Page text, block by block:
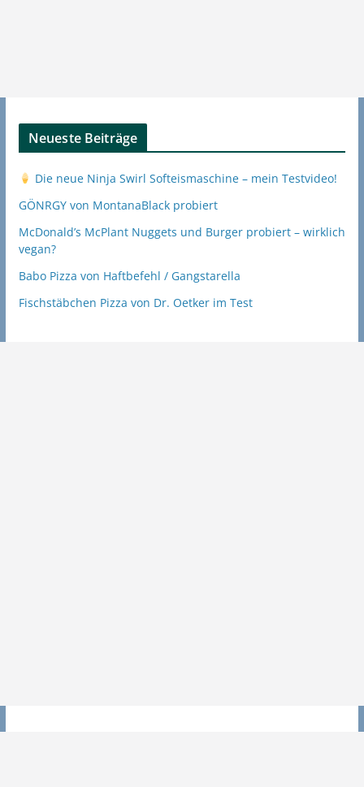
Neueste Beiträge
Die neue Ninja Swirl Softeismaschine – mein Testvideo!
GÖNRGY von MontanaBlack probiert
McDonald’s McPlant Nuggets und Burger probiert – wirklich
vegan?
Babo Pizza von Haftbefehl / Gangstarella
Fischstäbchen Pizza von Dr. Oetker im Test